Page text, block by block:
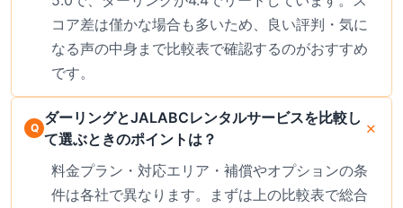
コア差は僅かな場合も多いため、良い評判・気に
なる声の中身まで比較表で確認するのがおすすめ
です。
ダーリングとJALABCレンタルサービスを比較し
て選ぶときのポイントは？
料金プラン・対応エリア・補償やオプションの条
件は各社で異なります。まずは上の比較表で総合